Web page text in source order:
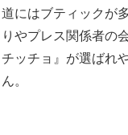
道にはブティックが
りやプレス関係者の
チッチョ』が選ばれ
ん。